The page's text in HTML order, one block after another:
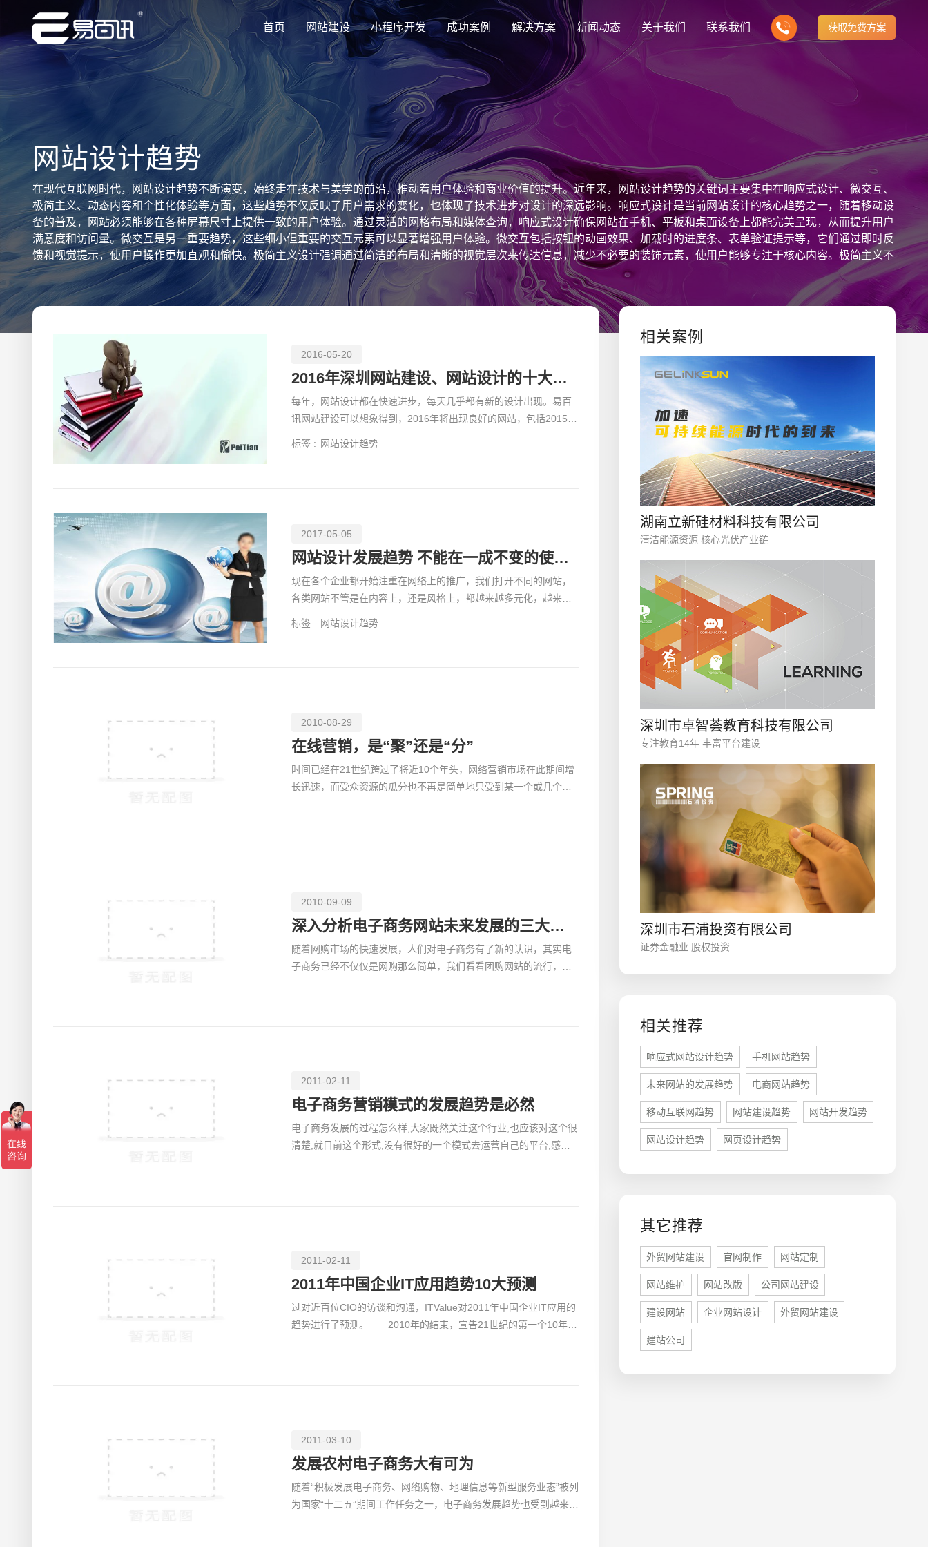
首页 网站建设
专注网站建设行业优质供应商
创意品牌型网站建设
企业品牌高端网站设计
企业营销型网站建设
响应式网站建设
适应各个终端设备网站
网站建设定制改版
定制化网站建设改版方案
购物商城系统开发
零售在线电子商务网站
手机微信网站建设
小程序开发 成功案例
专注网站建设行业优质供应商 集团上市网站
集团大企上市公司
行业门户网站
行业门户网站平台开发
外贸出口网站
外贸进出口网站开发
企业品牌官网
创意品牌型网站建设
企业营销网站
营销型网站建力企业公信力
解决方案
专注网站建设行业优质供应商
解决方案
定制化视觉设计与互动策划方案
芯片半导体网站建设解决方
案
新能源行业网站建设解决方
案
政府网站建设解决方案
购物商城网站建设解决方案 品牌形象网站建设解决方案 外贸网站建设解决方案
门户网站建设解决方案 营销型网站建设解决方案 企业网站建设解决方案
多样化产品总有一个满足你的需求
新闻动态
专注网站建设行业优质供应商 最新签约
Latest signing
建站知识
Website building knowledge
行业新闻
Industry information
网站设计
Website Design
网站观点
Website viewpoint
关于我们
专注网站建设行业优质供应商 公司介绍
致力于互联网品牌建设
公司团队
我们的团队协作精神
发展历程
一路走来感谢您的陪伴
联系我们 获取免费方案
网站设计趋势
在现代互联网时代，网站设计趋势不断演变，始终走在技术与美学的前沿，推动着用户体验和商业价值的提升。近年来，网站设计趋势的关键词主要集中在响应式设计、微交互、
极简主义、动态内容和个性化体验等方面，这些趋势不仅反映了用户需求的变化，也体现了技术进步对设计的深远影响。响应式设计是当前网站设计的核心趋势之一，随着移动设
备的普及，网站必须能够在各种屏幕尺寸上提供一致的用户体验。通过灵活的网格布局和媒体查询，响应式设计确保网站在手机、平板和桌面设备上都能完美呈现，从而提升用户
满意度和访问量。微交互是另一重要趋势，这些细小但重要的交互元素可以显著增强用户体验。微交互包括按钮的动画效果、加载时的进度条、表单验证提示等，它们通过即时反
馈和视觉提示，使用户操作更加直观和愉快。极简主义设计强调通过简洁的布局和清晰的视觉层次来传达信息，减少不必要的装饰元素，使用户能够专注于核心内容。极简主义不
仅提升了网站的美观度，还提高了加载速度和用户导航效率，符合现代用户快速获取信息的需求。动态内容和动画效果在网站设计中也越来越普遍，通过CSS3、JavaScript和
HTML5等技术，设计师可以创建丰富的视觉效果和动态内容，使网站更加生动和吸引人。例如，滚动动画、视差滚动和视频背景等元素可以为用户带来沉浸式的浏览体验。个性
化体验是提升用户粘性的重要手段，通过数据分析和人工智能技术，网站可以根据用户的浏览历史、地理位置和兴趣偏好，提供定制化的内容和推荐。个性化体验不仅提升了用户
的满意度，还增加了用户在网站上的停留时间和转化率。色彩心理学和排版艺术在网站设计中也扮演着重要角色，设计师通过合理的色彩搭配和字体选择，能够影响用户的情感和
行为。明亮的色彩可以吸引注意力，柔和的色调则传递出舒适和信任感，而合适的字体则能提高可读性和品牌识别度。无论是视觉设计还是用户体验优化，网站的加载速度始终是
一个关键因素。通过优化图像、压缩代码和使用内容分发网络（CDN），可以显著提升网站的加载速度，降低用户的跳出率。围绕网站设计趋势的关键词展开讲解，不仅展示了
当前网站设计的聚合数据信息，还为设计师和开发者提供了丰富的灵感和实用的指导，助力他们打造出既美观又高效的网站。
2016-05-20
2016年深圳网站建设、网站设计的十大趋势
每年，网站设计都在快速进步，每天几乎都有新的设计出现。易百
讯网站建设可以想象得到，2016年将出现良好的网站，包括2015年
标签 : 网站设计趋势
2017-05-05
网站设计发展趋势 不能在一成不变的使用老套路
现在各个企业都开始注重在网络上的推广，我们打开不同的网站，
各类网站不管是在内容上，还是风格上，都越来越多元化，越来越
标签 : 网站设计趋势
2010-08-29
在线营销，是“聚”还是“分”
时间已经在21世纪跨过了将近10个年头，网络营销市场在此期间增
长迅速，而受众资源的瓜分也不再是简单地只受到某一个或几个大
2010-09-09
深入分析电子商务网站未来发展的三大趋势
随着网购市场的快速发展，人们对电子商务有了新的认识，其实电
子商务已经不仅仅是网购那么简单，我们看看团购网站的流行，也
2011-02-11
电子商务营销模式的发展趋势是必然
电子商务发展的过程怎么样,大家既然关注这个行业,也应该对这个很
清楚,就目前这个形式,没有很好的一个模式去运营自己的平台,感觉
2011-02-11
2011年中国企业IT应用趋势10大预测
过对近百位CIO的访谈和沟通，ITValue对2011年中国企业IT应用的
趋势进行了预测。 2010年的结束，宣告21世纪的第一个10年画
2011-03-10
发展农村电子商务大有可为
随着“积极发展电子商务、网络购物、地理信息等新型服务业态”被列
为国家“十二五”期间工作任务之一，电子商务发展趋势也受到越来越
相关案例
湖南立新硅材料科技有限公司
清洁能源资源 核心光伏产业链
深圳市卓智荟教育科技有限公司
专注教育14年 丰富平台建设
深圳市石浦投资有限公司
证券金融业 股权投资
相关推荐
响应式网站设计趋势 手机网站趋势
未来网站的发展趋势 电商网站趋势
移动互联网趋势 网站建设趋势 网站开发趋势
网站设计趋势 网页设计趋势
其它推荐
外贸网站建设 官网制作 网站定制
网站维护 网站改版 公司网站建设
建设网站 企业网站设计 外贸网站建设
建站公司
0755-
133 1698
微信号
创意品牌型网站 · 标准企业官网建设 · 外贸网站设计